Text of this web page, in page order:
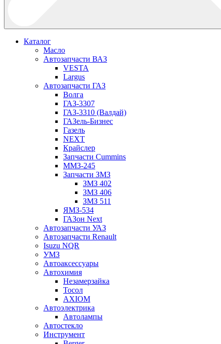
Каталог
Масло
Автозапчасти ВАЗ
VESTA
Largus
Автозапчасти ГАЗ
Волга
ГАЗ-3307
ГАЗ-3310 (Валдай)
ГАЗель-Бизнес
Газель
NEXT
Крайслер
Запчасти Cummins
ММЗ-245
Запчасти ЗМЗ
ЗМЗ 402
ЗМЗ 406
ЗМЗ 511
ЯМЗ-534
ГАЗон Next
Автозапчасти УАЗ
Автозапчасти Renault
Isuzu NQR
УМЗ
Автоаксессуары
Автохимия
Незамерзайка
Тосол
AXIOM
Автоэлектрика
Автолампы
Автостекло
Инструмент